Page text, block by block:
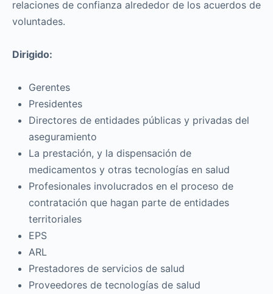
relaciones de confianza alrededor de los acuerdos de
voluntades.
Dirigido:
Gerentes
Presidentes
Directores de entidades públicas y privadas del
aseguramiento
La prestación, y la dispensación de
medicamentos y otras tecnologías en salud
Profesionales involucrados en el proceso de
contratación que hagan parte de entidades
territoriales
EPS
ARL
Prestadores de servicios de salud
Proveedores de tecnologías de salud